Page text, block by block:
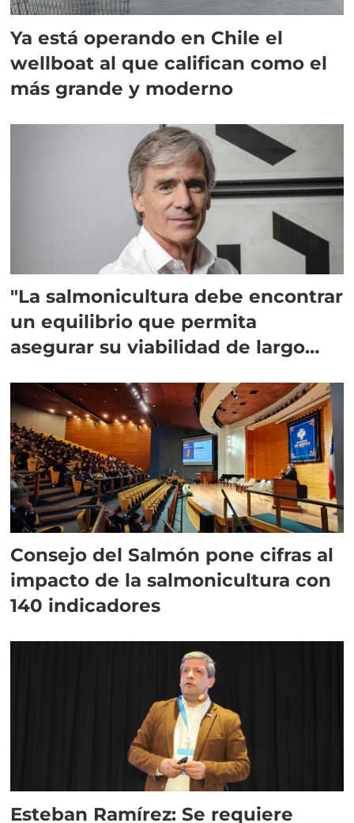
Ya está operando en Chile el
wellboat al que califican como el
más grande y moderno
"La salmonicultura debe encontrar
un equilibrio que permita
asegurar su viabilidad de largo
Consejo del Salmón pone cifras al
impacto de la salmonicultura con
140 indicadores
Esteban Ramírez: Se requiere